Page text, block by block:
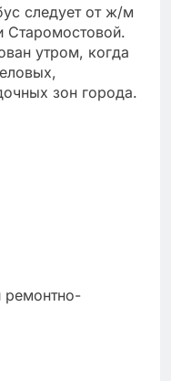
следует от ж/м
Старомостовой.
утром, когда
зон города.
ремонтно-